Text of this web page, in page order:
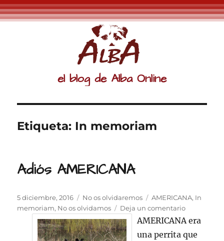
el blog de Alba Online
Etiqueta: In memoriam
Adiós AMERICANA
Publicado
el
5 diciembre, 2016 Categorías
No os olvidaremos Etiquetas
AMERICANA, In
memoriam, No os olvidamos Deja un comentarioen
Adiós
AMERICANA era
una perrita que